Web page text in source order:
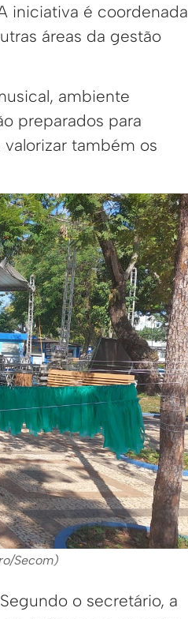
iniciativa é coordenada
áreas da gestão
ambiente
preparados para
também os
Secom)
o secretário, a